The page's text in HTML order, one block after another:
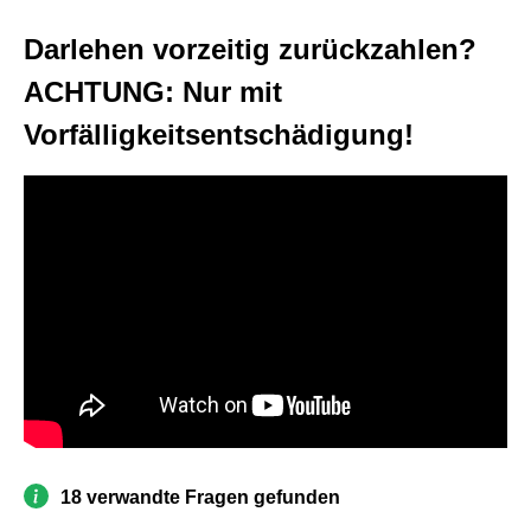
Darlehen vorzeitig zurückzahlen?
ACHTUNG: Nur mit
Vorfälligkeitsentschädigung!
18 verwandte Fragen gefunden